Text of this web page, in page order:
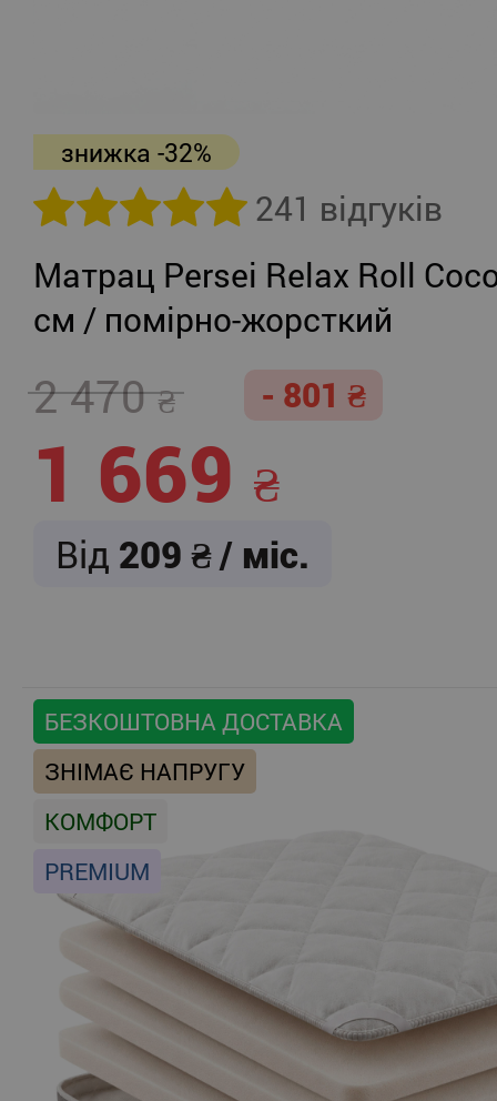
знижка -32%
241 відгуків
Матрац Persei Relax Roll
см / помірно-жорсткий
2 470 - 801
1 669
Від 209 / міс.
БЕЗКОШТОВНА ДОСТАВКА
ЗНІМАЄ НАПРУГУ
КОМФОРТ
PREMIUM